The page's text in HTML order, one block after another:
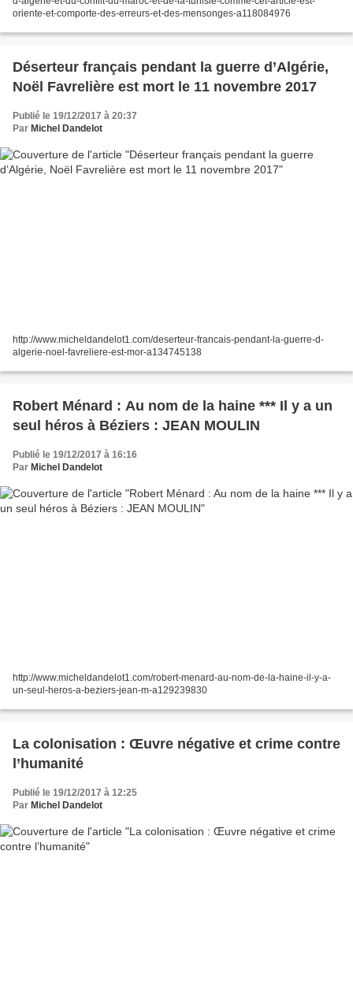
oriente-et-comporte-des-erreurs-et-des-mensonges-a118084976
Déserteur français pendant la guerre d’Algérie,
Noël Favrelière est mort le 11 novembre 2017
Publié le 19/12/2017 à 20:37
Par Michel Dandelot
http://www.micheldandelot1.com/deserteur-francais-pendant-la-guerre-d-
algerie-noel-favreliere-est-mor-a134745138
Robert Ménard : Au nom de la haine *** Il y a un
seul héros à Béziers : JEAN MOULIN
Publié le 19/12/2017 à 16:16
Par Michel Dandelot
http://www.micheldandelot1.com/robert-menard-au-nom-de-la-haine-il-y-a-
un-seul-heros-a-beziers-jean-m-a129239830
La colonisation : Œuvre négative et crime contre
l’humanité
Publié le 19/12/2017 à 12:25
Par Michel Dandelot